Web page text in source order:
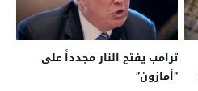
ترامب يفتح النار مجدداً على
“أمازون”